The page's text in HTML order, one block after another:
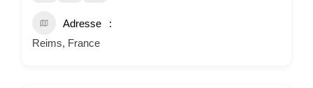
Adresse
Reims, France